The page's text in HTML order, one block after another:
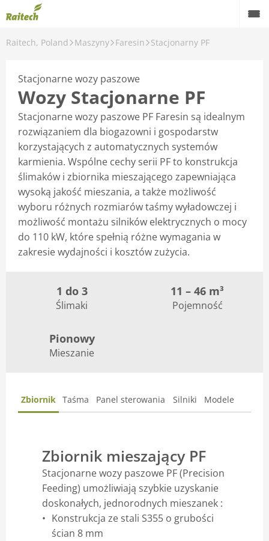
Raitech, Poland Maszyny Faresin Stacjonarny PF
Stacjonarne wozy paszowe
Wozy Stacjonarne PF
Stacjonarne wozy paszowe PF Faresin są idealnym
rozwiązaniem dla biogazowni i gospodarstw
korzystających z automatycznych systemów
karmienia. Wspólne cechy serii PF to konstrukcja
ślimaków i zbiornika mieszającego zapewniająca
wysoką jakość mieszania, a także możliwość
wyboru różnych rozmiarów taśmy wyładowczej i
możliwość montażu silników elektrycznych o mocy
do 110 kW, które spełnią różne wymagania w
zakresie wydajności i kosztów zużycia.
1 do 3
Ślimaki
11 – 46 m³
Pojemność
Pionowy
Mieszanie
Zbiornik Taśma Panel sterowania Silniki Modele
Zbiornik mieszający PF
Stacjonarne wozy paszowe PF (Precision
Feeding) umożliwiają szybkie uzyskanie
doskonałych, jednorodnych mieszanek :
Konstrukcja ze stali S355 o grubości
ścian 8 mm
Maszyny używane
Części zamienne
Serwis
Rolnictwo precyzyjne
Finansowanie
Kariera
O nas
Kontakt